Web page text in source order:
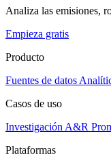
Analiza las emisiones,
Empieza gratis
Producto
Fuentes de datos
Casos de uso
Investigación A&R
Plataformas